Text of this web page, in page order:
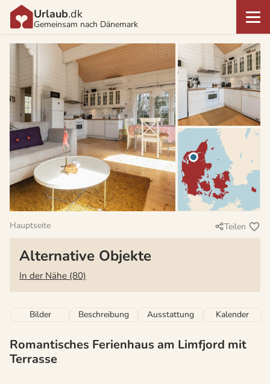
Urlaub.dk
Gemeinsam nach Dänemark
Hauptseite Teilen
Alternative Objekte
In der Nähe (80)
Bilder Beschreibung Ausstattung Kalender
Romantisches Ferienhaus am Limfjord mit
Terrasse